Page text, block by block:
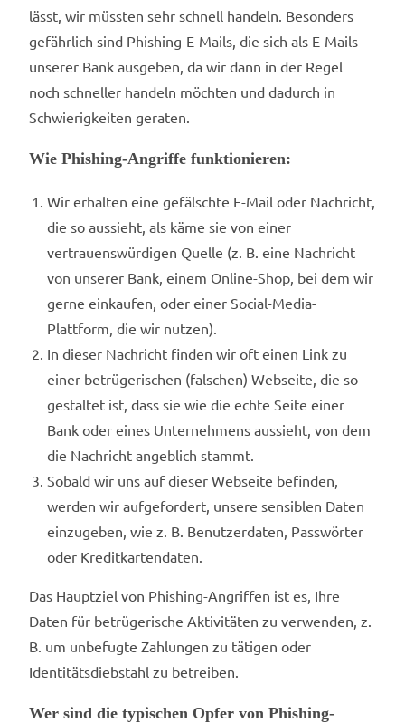
lässt, wir müssten sehr schnell handeln. Besonders
gefährlich sind Phishing-E-Mails, die sich als E-Mails
unserer Bank ausgeben, da wir dann in der Regel
noch schneller handeln möchten und dadurch in
Schwierigkeiten geraten.
Wie Phishing-Angriffe funktionieren:
Wir erhalten eine gefälschte E-Mail oder Nachricht,
die so aussieht, als käme sie von einer
vertrauenswürdigen Quelle (z. B. eine Nachricht
von unserer Bank, einem Online-Shop, bei dem wir
gerne einkaufen, oder einer Social-Media-
Plattform, die wir nutzen).
In dieser Nachricht finden wir oft einen Link zu
einer betrügerischen (falschen) Webseite, die so
gestaltet ist, dass sie wie die echte Seite einer
Bank oder eines Unternehmens aussieht, von dem
die Nachricht angeblich stammt.
Sobald wir uns auf dieser Webseite befinden,
werden wir aufgefordert, unsere sensiblen Daten
einzugeben, wie z. B. Benutzerdaten, Passwörter
oder Kreditkartendaten.
Das Hauptziel von Phishing-Angriffen ist es, Ihre
Daten für betrügerische Aktivitäten zu verwenden, z.
B. um unbefugte Zahlungen zu tätigen oder
Identitätsdiebstahl zu betreiben.
Wer sind die typischen Opfer von Phishing-